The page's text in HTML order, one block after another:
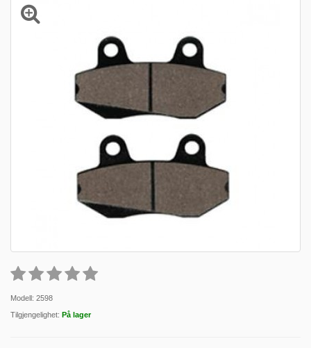
Modell: 2598
Tilgjengelighet: På lager